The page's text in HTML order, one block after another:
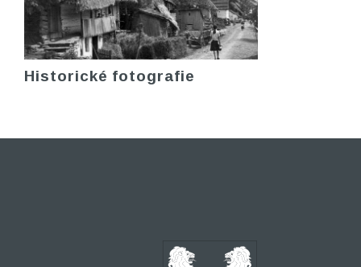
Historické fotografie